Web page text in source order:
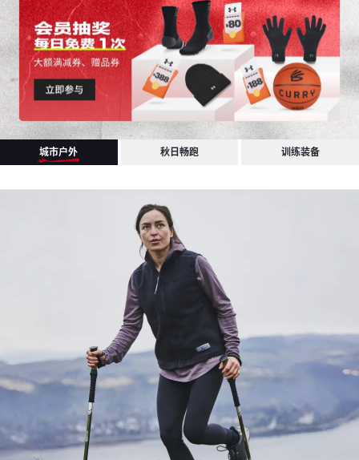
城市户外 秋日畅跑 训练装备